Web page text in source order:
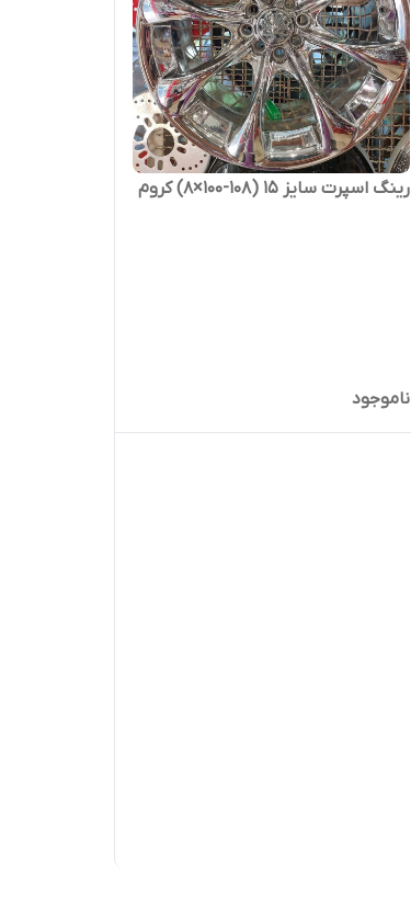
رینگ اسپرت سایز ۱۵ (۱۰۸-۱۰۰×۸) کروم
ناموجود